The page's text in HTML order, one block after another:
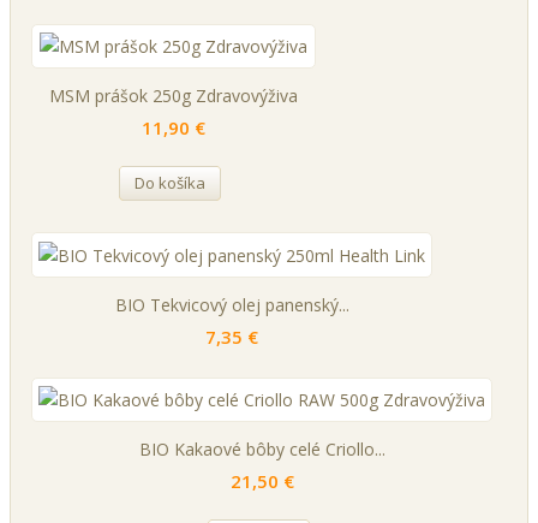
MSM prášok 250g Zdravovýživa
11,90 €
Do košíka
BIO Tekvicový olej panenský...
7,35 €
BIO Kakaové bôby celé Criollo...
21,50 €